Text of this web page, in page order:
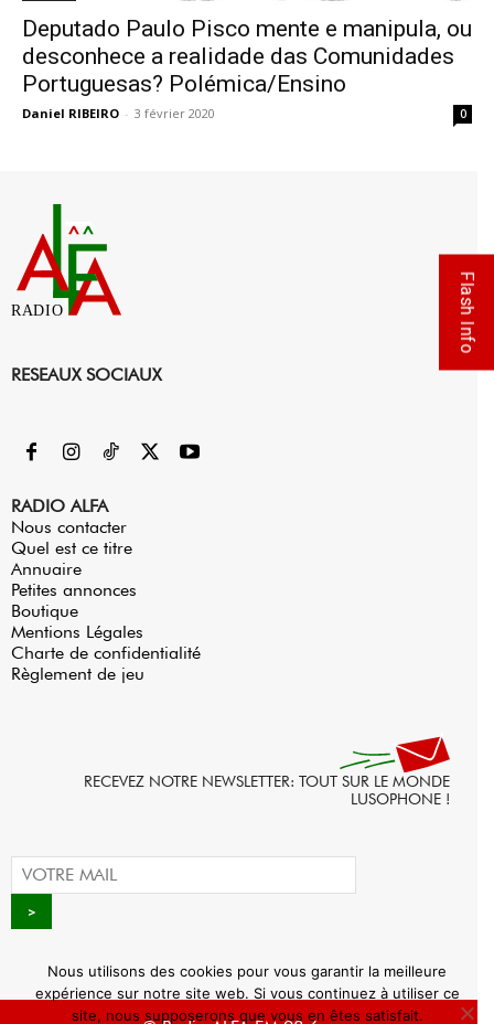
Deputado Paulo Pisco mente e manipula, ou
desconhece a realidade das Comunidades
Portuguesas? Polémica/Ensino
Daniel RIBEIRO - 3 février 2020 0
RADIO
RESEAUX SOCIAUX
RADIO ALFA
Nous contacter
Quel est ce titre
Annuaire
Petites annonces
Boutique
Mentions Légales
Charte de confidentialité
Règlement de jeu
RECEVEZ NOTRE NEWSLETTER: TOUT SUR LE MONDE
LUSOPHONE !
Flash Info
Nous utilisons des cookies pour vous garantir la meilleure
expérience sur notre site web. Si vous continuez à utiliser ce
site, nous supposerons que vous en êtes satisfait.